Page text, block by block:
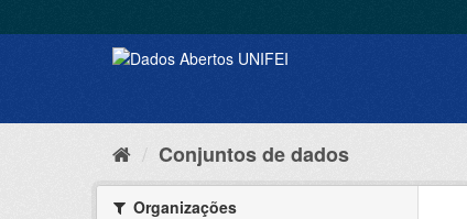
Conjuntos de dados
Organizações